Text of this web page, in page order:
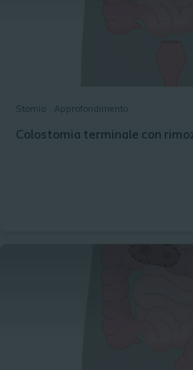
Stomia Approfondimento
Colostomia terminale con